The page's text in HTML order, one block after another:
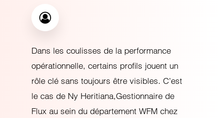
Dans les coulisses de la performance
opérationnelle, certains profils jouent un
rôle clé sans toujours être visibles. C’est
le cas de Ny Heritiana,Gestionnaire de
Flux au sein du département WFM chez